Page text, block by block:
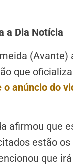
a Dia Notícia
que
o anúncio do
afirmou que
estão
que